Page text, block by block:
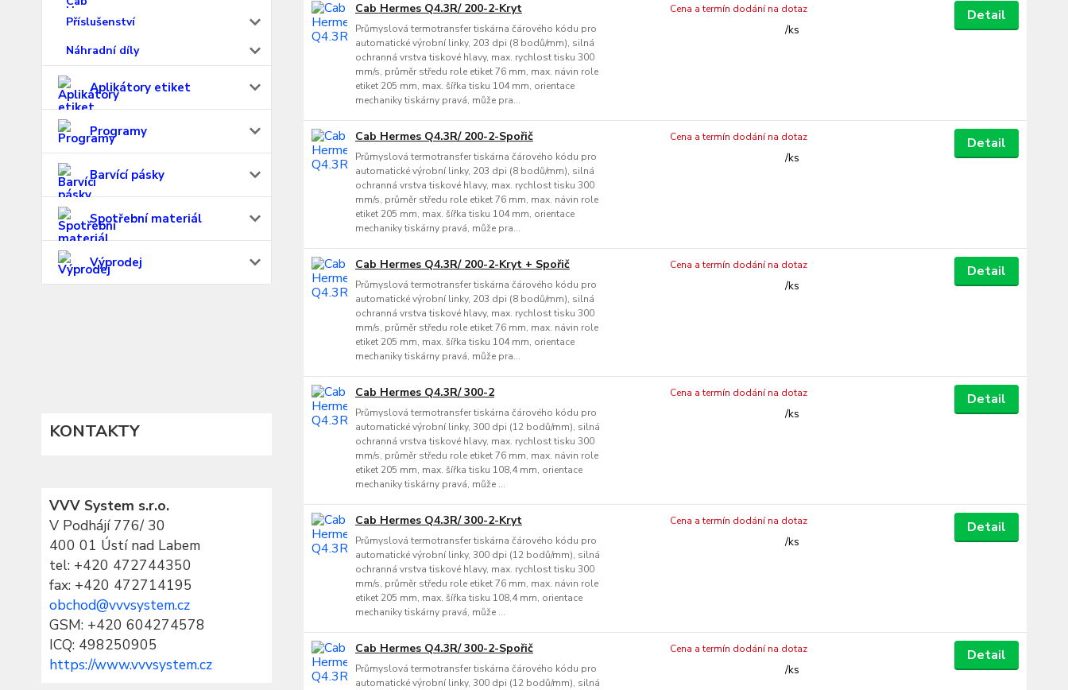
Příslušenství
Náhradní díly
Aplikátory etiket
Programy
Barvící pásky
Spotřební materiál
Výprodej
KONTAKTY
VVV System s.r.o.
V Podhájí 776/ 30
400 01 Ústí nad Labem
tel: +420 472744350
fax: +420 472714195
obchod@vvvsystem.cz
GSM: +420 604274578
ICQ: 498250905
https://www.vvvsystem.cz
Cab Hermes Q4.3R/ 200-2-Kryt
Průmyslová termotransfer tiskárna čárového kódu pro
automatické výrobní linky, 203 dpi (8 bodů/mm), silná
ochranná vrstva tiskové hlavy, max. rychlost tisku 300
mm/s, průměr středu role etiket 76 mm, max. návin role
etiket 205 mm, max. šířka tisku 104 mm, orientace
mechaniky tiskárny pravá, může pra...
/ks
Cena a termín dodání na dotaz Detail
Cab Hermes Q4.3R/ 200-2-Spořič
Průmyslová termotransfer tiskárna čárového kódu pro
automatické výrobní linky, 203 dpi (8 bodů/mm), silná
ochranná vrstva tiskové hlavy, max. rychlost tisku 300
mm/s, průměr středu role etiket 76 mm, max. návin role
etiket 205 mm, max. šířka tisku 104 mm, orientace
mechaniky tiskárny pravá, může pra...
/ks
Cena a termín dodání na dotaz Detail
Cab Hermes Q4.3R/ 200-2-Kryt + Spořič
Průmyslová termotransfer tiskárna čárového kódu pro
automatické výrobní linky, 203 dpi (8 bodů/mm), silná
ochranná vrstva tiskové hlavy, max. rychlost tisku 300
mm/s, průměr středu role etiket 76 mm, max. návin role
etiket 205 mm, max. šířka tisku 104 mm, orientace
mechaniky tiskárny pravá, může pra...
/ks
Cena a termín dodání na dotaz Detail
Cab Hermes Q4.3R/ 300-2
Průmyslová termotransfer tiskárna čárového kódu pro
automatické výrobní linky, 300 dpi (12 bodů/mm), silná
ochranná vrstva tiskové hlavy, max. rychlost tisku 300
mm/s, průměr středu role etiket 76 mm, max. návin role
etiket 205 mm, max. šířka tisku 108,4 mm, orientace
mechaniky tiskárny pravá, může ...
/ks
Cena a termín dodání na dotaz Detail
Cab Hermes Q4.3R/ 300-2-Kryt
Průmyslová termotransfer tiskárna čárového kódu pro
automatické výrobní linky, 300 dpi (12 bodů/mm), silná
ochranná vrstva tiskové hlavy, max. rychlost tisku 300
mm/s, průměr středu role etiket 76 mm, max. návin role
etiket 205 mm, max. šířka tisku 108,4 mm, orientace
mechaniky tiskárny pravá, může ...
/ks
Cena a termín dodání na dotaz Detail
Cab Hermes Q4.3R/ 300-2-Spořič
Průmyslová termotransfer tiskárna čárového kódu pro
automatické výrobní linky, 300 dpi (12 bodů/mm), silná
/ks
Cena a termín dodání na dotaz Detail